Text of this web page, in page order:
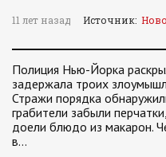
11 лет назад Источник:
Полиция Нью-Йорка
задержала троих
Стражи порядка
грабители забыли
доели блюдо из макарон.
в…